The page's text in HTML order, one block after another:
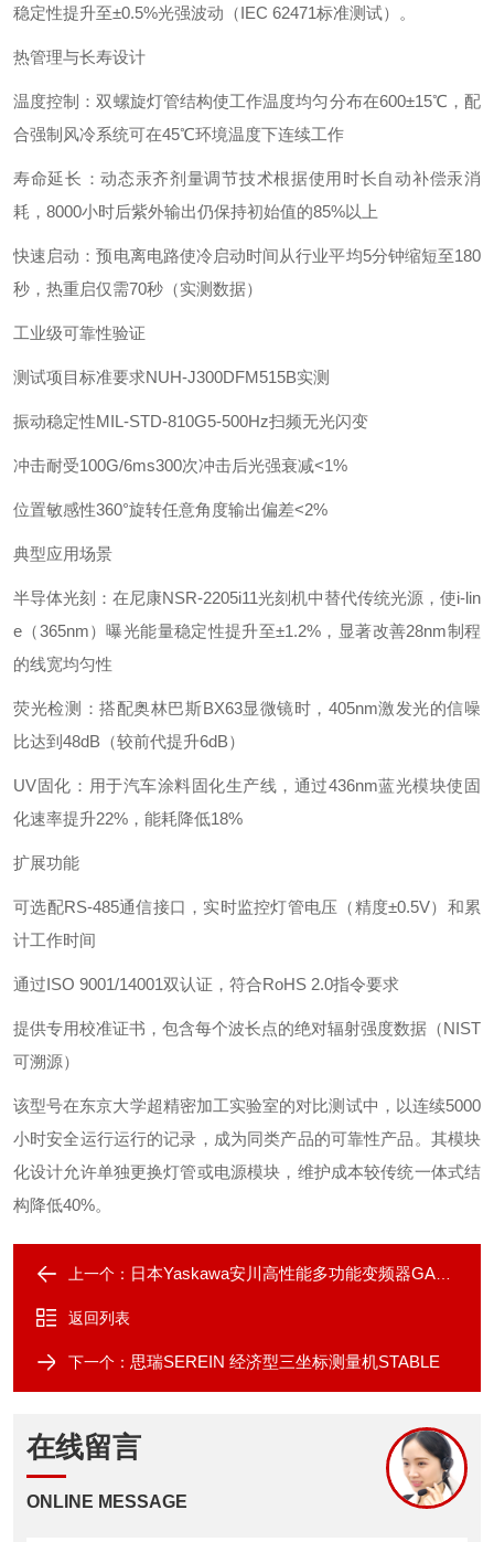
稳定性提升至±0.5%光强波动（IEC 62471标准测试）。
热管理与长寿设计‌
温度控制‌：双螺旋灯管结构使工作温度均匀分布在600±15℃，配
合强制风冷系统可在45℃环境温度下连续工作
寿命延长‌：动态汞齐剂量调节技术根据使用时长自动补偿汞消
耗，8000小时后紫外输出仍保持初始值的85%以上
快速启动‌：预电离电路使冷启动时间从行业平均5分钟缩短至180
秒，热重启仅需70秒（实测数据）
工业级可靠性验证‌
测试项目标准要求NUH-J300DFM515B实测
振动稳定性MIL-STD-810G5-500Hz扫频无光闪变
冲击耐受100G/6ms300次冲击后光强衰减<1%
位置敏感性360°旋转任意角度输出偏差<2%
典型应用场景‌
半导体光刻‌：在尼康NSR-2205i11光刻机中替代传统光源，使i-lin
e（365nm）曝光能量稳定性提升至±1.2%，显著改善28nm制程
的线宽均匀性
荧光检测‌：搭配奥林巴斯BX63显微镜时，405nm激发光的信噪
比达到48dB（较前代提升6dB）
UV固化‌：用于汽车涂料固化生产线，通过436nm蓝光模块使固
化速率提升22%，能耗降低18%
扩展功能‌
可选配RS-485通信接口，实时监控灯管电压（精度±0.5V）和累
计工作时间
通过ISO 9001/14001双认证，符合RoHS 2.0指令要求
提供专用校准证书，包含每个波长点的绝对辐射强度数据（NIST
可溯源）
该型号在东京大学超精密加工实验室的对比测试中，以连续5000
小时安全运行运行的记录，成为同类产品的可靠性产品。其模块
化设计允许单独更换灯管或电源模块，维护成本较传统一体式结
构降低40%。
上一个： 日本Yaskawa安川高性能多功能变频器GA700
返回列表
下一个： 思瑞SEREIN 经济型三坐标测量机STABLE
在线留言
ONLINE MESSAGE